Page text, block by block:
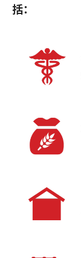
括：